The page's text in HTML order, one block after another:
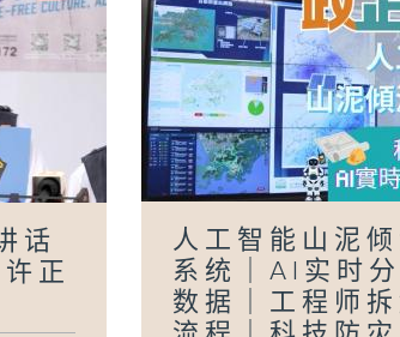
政正关你事 - 官
员讲话摘要
#40（李家超、
陈国基）
「日行万步」挑战
话
正
人工智能山泥
系统｜AI实时
数据｜工程师